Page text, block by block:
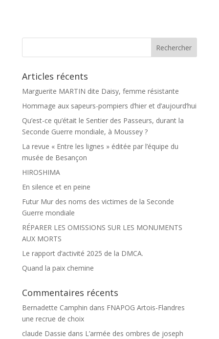
o e
Articles récents
Marguerite MARTIN dite Daisy, femme résistante
Hommage aux sapeurs-pompiers d’hier et d’aujourd’hui
Qu’est-ce qu’était le Sentier des Passeurs, durant la
Seconde Guerre mondiale, à Moussey ?
La revue « Entre les lignes » éditée par l’équipe du
musée de Besançon
HIROSHIMA
En silence et en peine
Futur Mur des noms des victimes de la Seconde
Guerre mondiale
RÉPARER LES OMISSIONS SUR LES MONUMENTS
AUX MORTS
Le rapport d’activité 2025 de la DMCA.
Quand la paix chemine
Commentaires récents
Bernadette Camphin dans FNAPOG Artois-Flandres
une recrue de choix
claude Dassie dans L’armée des ombres de joseph